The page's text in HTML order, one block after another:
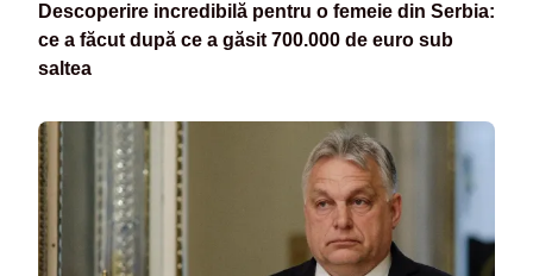
Descoperire incredibilă pentru o femeie din Serbia:
ce a făcut după ce a găsit 700.000 de euro sub
saltea